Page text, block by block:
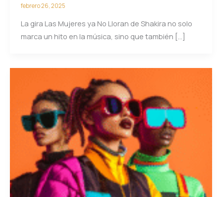
febrero 26, 2025
La gira Las Mujeres ya No Lloran de Shakira no solo
marca un hito en la música, sino que también […]